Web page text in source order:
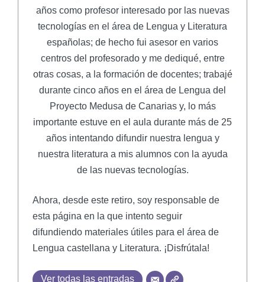
años como profesor interesado por las nuevas
tecnologías en el área de Lengua y Literatura
españolas; de hecho fui asesor en varios
centros del profesorado y me dediqué, entre
otras cosas, a la formación de docentes; trabajé
durante cinco años en el área de Lengua del
Proyecto Medusa de Canarias y, lo más
importante estuve en el aula durante más de 25
años intentando difundir nuestra lengua y
nuestra literatura a mis alumnos con la ayuda
de las nuevas tecnologías.
Ahora, desde este retiro, soy responsable de
esta página en la que intento seguir
difundiendo materiales útiles para el área de
Lengua castellana y Literatura. ¡Disfrútala!
Ver todas las entradas